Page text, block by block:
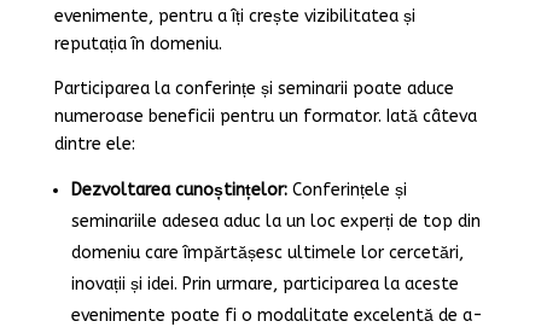
evenimente, pentru a îți crește vizibilitatea și
reputația în domeniu.
Participarea la conferințe și seminarii poate aduce
numeroase beneficii pentru un formator. Iată câteva
dintre ele:
Dezvoltarea cunoștințelor:Conferințele și
seminariile adesea aduc la un loc experți de top din
domeniu care împărtășesc ultimele lor cercetări,
inovații și idei. Prin urmare, participarea la aceste
evenimente poate fi o modalitate excelentă de a-